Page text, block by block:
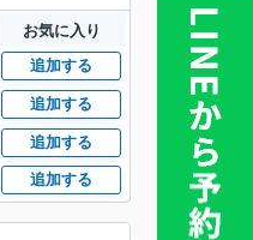
お気に入り
追加する
追加する
追加する
追加する